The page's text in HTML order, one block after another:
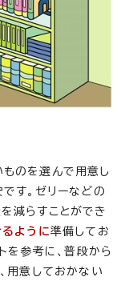
のを選んで用意し
す。ゼリーなどの
減らすことができ
ように準備してお
を参考に、普段から
用意しておかない